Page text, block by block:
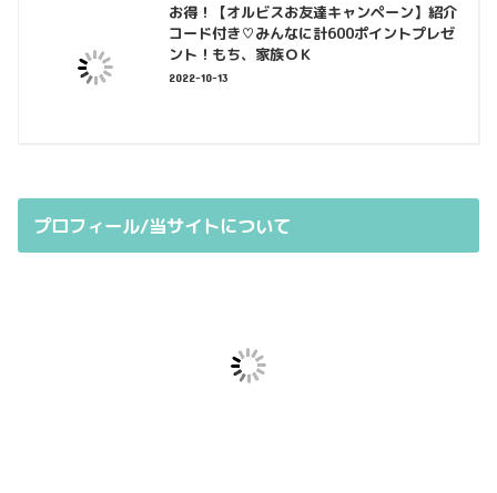
お得！【オルビスお友達キャンペーン】紹介
コード付き♡みんなに計600ポイントプレゼ
ント！もち、家族ＯＫ
2022-10-13
プロフィール/当サイトについて